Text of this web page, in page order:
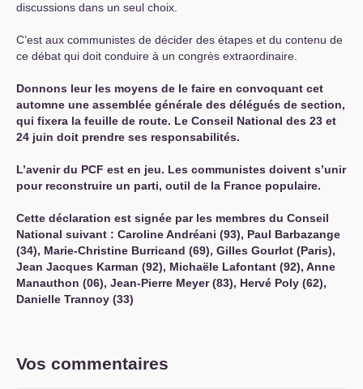
discussions dans un seul choix.
C’est aux communistes de décider des étapes et du contenu de
ce débat qui doit conduire à un congrès extraordinaire.
Donnons leur les moyens de le faire en convoquant cet
automne une assemblée générale des délégués de section,
qui fixera la feuille de route. Le Conseil National des 23 et
24 juin doit prendre ses responsabilités.
L’avenir du PCF est en jeu. Les communistes doivent s’unir
pour reconstruire un parti, outil de la France populaire.
Cette déclaration est signée par les membres du Conseil
National suivant : Caroline Andréani (93), Paul Barbazange
(34), Marie-Christine Burricand (69), Gilles Gourlot (Paris),
Jean Jacques Karman (92), Michaële Lafontant (92), Anne
Manauthon (06), Jean-Pierre Meyer (83), Hervé Poly (62),
Danielle Trannoy (33)
Vos commentaires